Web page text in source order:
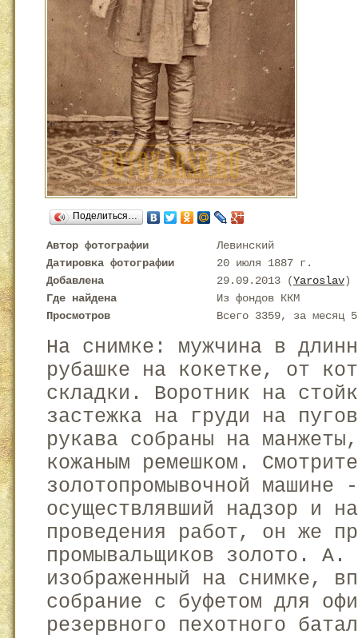
Поделиться…
Автор фотографии
Левинский
Датировка фотографии
20 июля 1887 г.
Добавлена
29.09.2013 (Yaroslav)
Где найдена
Из фондов ККМ
Просмотров
Всего 3359, за месяц
На снимке: мужчина в
рубашке на кокетке, от
складки. Воротник на
застежка на груди на
рукава собраны на
кожаным ремешком.
золотопромывочной машине
осуществлявший надзор и
проведения работ, он же
промывальщиков золото. А.
изображенный на снимке,
собрание с буфетом для
резервного пехотного